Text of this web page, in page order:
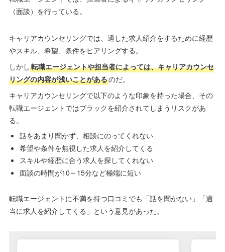
（面談）を行っている。
キャリアカウンセリングでは、適した求人紹介をするために経歴
やスキル、希望、条件をヒアリングする。
しかし転職エージェントや担当者によっては、キャリアカウンセ
リングの内容が浅いことがあるのだ。
キャリアカウンセリングで以下のような印象を持った場合、その
転職エージェントではブラックを紹介されてしまうリスクがあ
る。
話をあまり聞かず、相談にのってくれない
希望や条件を無視した求人を紹介してくる
スキルや経歴に合う求人を探してくれない
面談の時間が10～15分など極端に短い
転職エージェントに不満を持つ口コミでも「話を聞かない」「適
当に求人を紹介してくる」という意見があった。